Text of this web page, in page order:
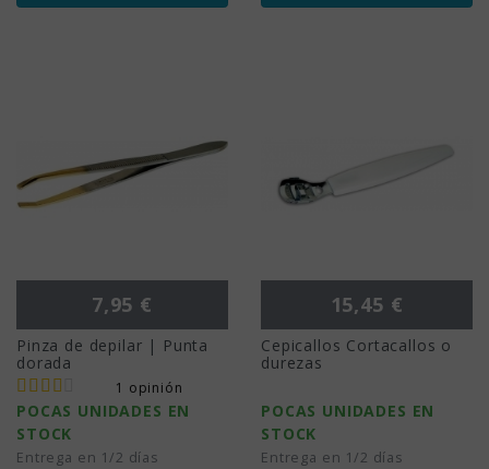
Precio
7,95 €
Pinza de depilar | Punta
dorada
1 opinión
POCAS UNIDADES EN
STOCK
Entrega en 1/2 días
Precio
15,45 €
Cepicallos Cortacallos o
durezas
POCAS UNIDADES EN
STOCK
Entrega en 1/2 días